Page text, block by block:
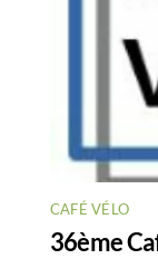
CAFÉ VÉLO
36ème